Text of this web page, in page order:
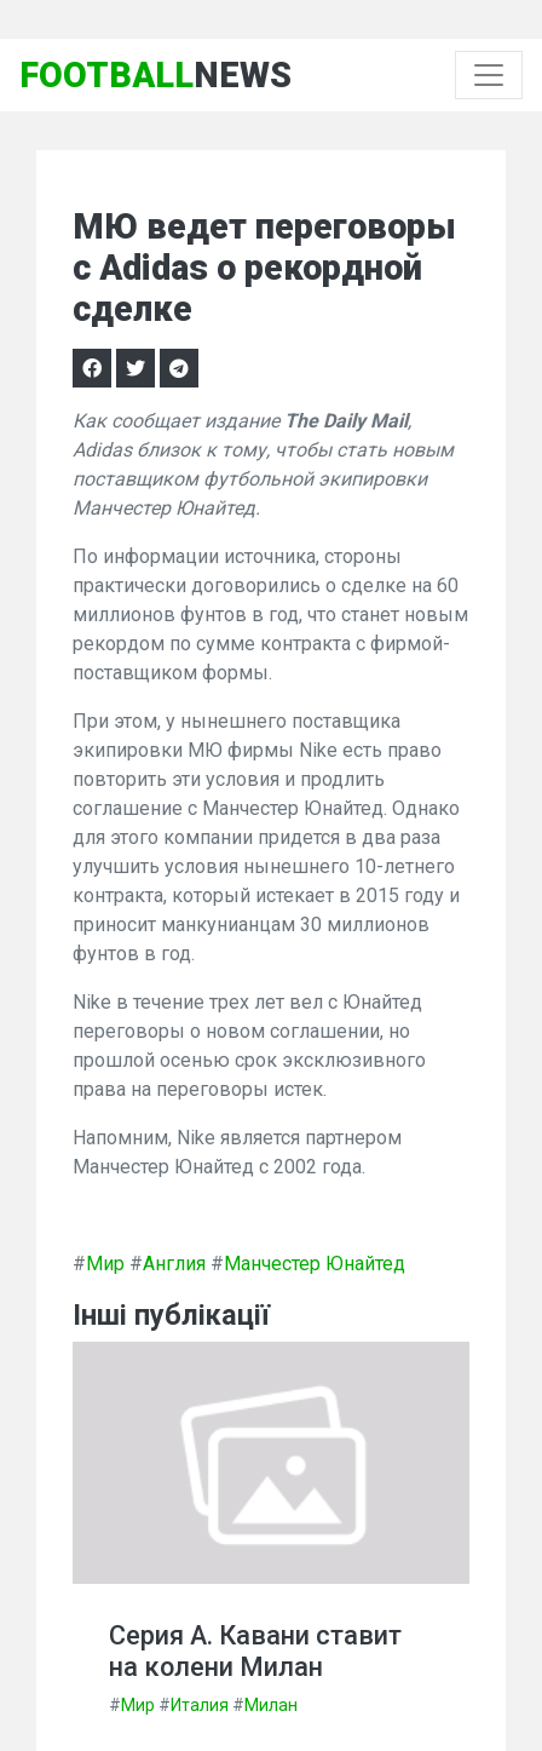
FOOTBALLNEWS
МЮ ведет переговоры
с Adidas о рекордной
сделке
Как сообщает издание The Daily Mail,
Adidas близок к тому, чтобы стать новым
поставщиком футбольной экипировки
Манчестер Юнайтед.
По информации источника, стороны
практически договорились о сделке на 60
миллионов фунтов в год, что станет новым
рекордом по сумме контракта с фирмой-
поставщиком формы.
При этом, у нынешнего поставщика
экипировки МЮ фирмы Nike есть право
повторить эти условия и продлить
соглашение с Манчестер Юнайтед. Однако
для этого компании придется в два раза
улучшить условия нынешнего 10-летнего
контракта, который истекает в 2015 году и
приносит манкунианцам 30 миллионов
фунтов в год.
Nike в течение трех лет вел с Юнайтед
переговоры о новом соглашении, но
прошлой осенью срок эксклюзивного
права на переговоры истек.
Напомним, Nike является партнером
Манчестер Юнайтед с 2002 года.
#Мир #Англия #Манчестер Юнайтед
Інші публікації
Серия А. Кавани ставит
на колени Милан
#Мир #Италия #Милан